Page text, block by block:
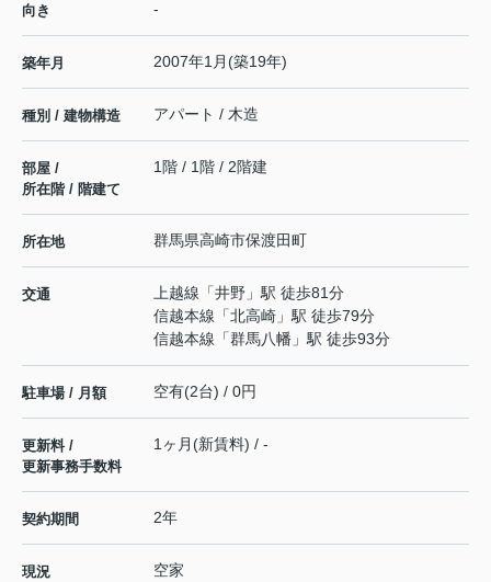
向き -
築年月 2007年1月(築19年)
種別 / 建物構造 アパート / 木造
部屋 /
所在階 / 階建て
1階 / 1階 / 2階建
所在地 群馬県高崎市保渡田町
交通 上越線 「井野 」駅 徒歩81分
信越本線 「北高崎 」駅 徒歩79分
信越本線 「群馬八幡 」駅 徒歩93分
駐車場 / 月額 空有(2台) / 0円
更新料 /
更新事務手数料
1ヶ月(新賃料) / -
契約期間 2年
現況 空家